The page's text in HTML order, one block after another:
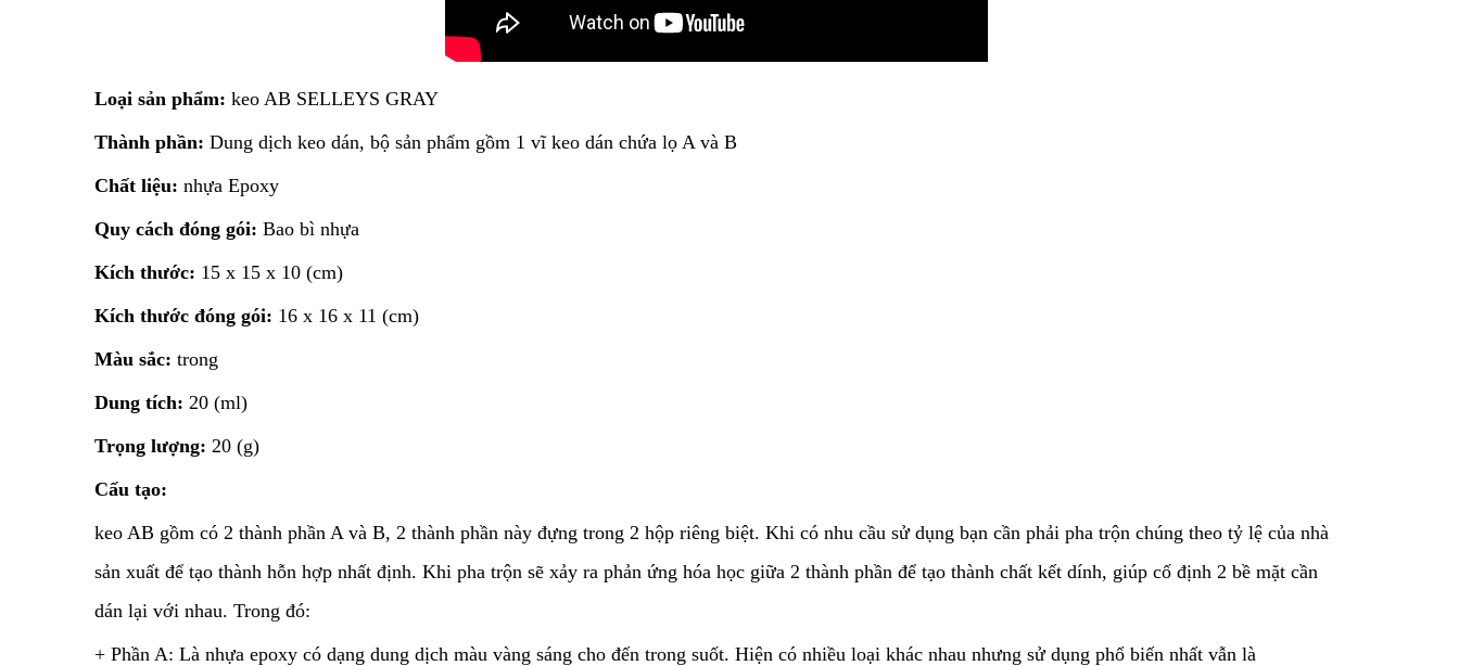
Loại sản phẩm: keo AB SELLEYS GRAY
Thành phần: Dung dịch keo dán, bộ sản phẩm gồm 1 vĩ keo dán chứa lọ A và B
Chất liệu: nhựa Epoxy
Quy cách đóng gói: Bao bì nhựa
Kích thước: 15 x 15 x 10 (cm)
Kích thước đóng gói: 16 x 16 x 11 (cm)
Màu sắc: trong
Dung tích: 20 (ml)
Trọng lượng: 20 (g)
Cấu tạo:
keo AB gồm có 2 thành phần A và B, 2 thành phần này đựng trong 2 hộp riêng biệt. Khi có nhu cầu sử dụng bạn cần phải pha trộn chúng theo tỷ lệ của nhà
sản xuất để tạo thành hỗn hợp nhất định. Khi pha trộn sẽ xảy ra phản ứng hóa học giữa 2 thành phần để tạo thành chất kết dính, giúp cố định 2 bề mặt cần
dán lại với nhau. Trong đó:
+ Phần A: Là nhựa epoxy có dạng dung dịch màu vàng sáng cho đến trong suốt. Hiện có nhiều loại khác nhau nhưng sử dụng phổ biến nhất vẫn là